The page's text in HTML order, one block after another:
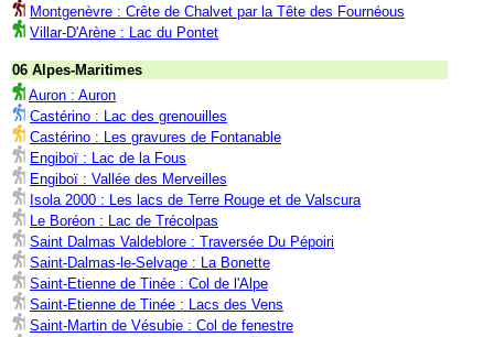
Montgenèvre : Crête de Chalvet par la Tête des Fournéous
Villar-D'Arène : Lac du Pontet
06 Alpes-Maritimes
Auron : Auron
Castérino : Lac des grenouilles
Castérino : Les gravures de Fontanable
Engiboï : Lac de la Fous
Engiboï : Vallée des Merveilles
Isola 2000 : Les lacs de Terre Rouge et de Valscura
Le Boréon : Lac de Trécolpas
Saint Dalmas Valdeblore : Traversée Du Pépoiri
Saint-Dalmas-le-Selvage : La Bonette
Saint-Etienne de Tinée : Col de l'Alpe
Saint-Etienne de Tinée : Lacs des Vens
Saint-Martin de Vésubie : Col de fenestre